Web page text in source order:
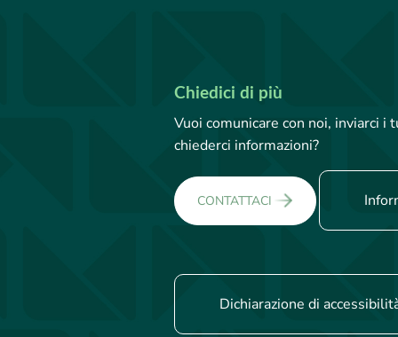
Chiedici di più
Vuoi comunicare con noi, inviarci
chiederci informazioni?
CONTATTACI
Dichiarazione di